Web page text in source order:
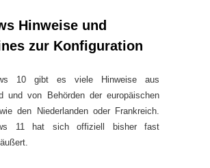
Hinweise und
zur Konfiguration
10 gibt es viele Hinweise aus
und von Behörden der europäischen
den Niederlanden oder Frankreich.
11 hat sich offiziell bisher fast